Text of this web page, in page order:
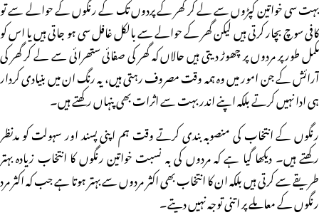
بہت سی خواتین کپڑوں سے لے کر گھر کے پردوں تک کے رنگوں کے حوالے سے تو
کافی سوچ بچار کرتی ہیں لیکن گھر کے حوالے سے بالکل غافل سی ہو جاتی ہیں یا اس کو
مکمل طور پر مردوں پر چھوڑ دیتی ہیں حالاں کہ گھر کی صفائی ستھرائی سے لے کر گھر کی
آرائش کے جن امور میں وہ ہمہ وقت مصروف رہتی ہیں، یہ رنگ ان میں بنیادی کردار
ہی ادا نہیں کرتے بلکہ اپنے اندر بہت سے اثرات بھی پنہاں رکھتے ہیں۔
رنگوں کے انتخاب کی منصوبہ بندی کرتے وقت ہم اپنی پسند اور سہولت کو مدنظر
رکھتے ہیں۔ دیکھا گیا ہے کہ مردوں کی بہ نسبت خواتین رنگوں کا انتخاب زیادہ بہتر
طریقے سے کرتی ہیں بلکہ ان کا انتخاب بھی اکثر مردوں سے بہتر ہوتا ہے جب کہ اکثر مرد
رنگوں کے معاملے پر اتنی توجہ نہیں دیتے۔